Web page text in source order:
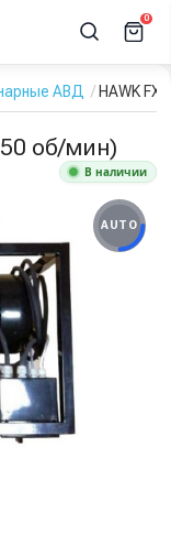
0
АВД HAWK
об/мин)
В наличии
AUTO